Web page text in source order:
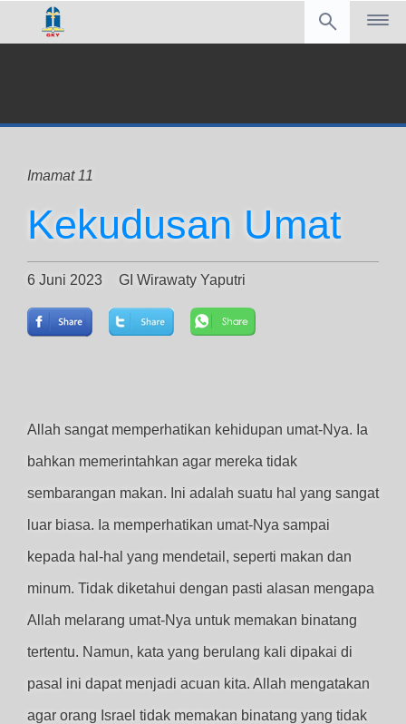
Imamat 11
Kekudusan Umat
6 Juni 2023 GI Wirawaty Yaputri
Allah sangat memperhatikan kehidupan umat-Nya. Ia
bahkan memerintahkan agar mereka tidak
sembarangan makan. Ini adalah suatu hal yang sangat
luar biasa. Ia memperhatikan umat-Nya sampai
kepada hal-hal yang mendetail, seperti makan dan
minum. Tidak diketahui dengan pasti alasan mengapa
Allah melarang umat-Nya untuk memakan binatang
tertentu. Namun, kata yang berulang kali dipakai di
pasal ini dapat menjadi acuan kita. Allah mengatakan
agar orang Israel tidak memakan binatang yang tidak